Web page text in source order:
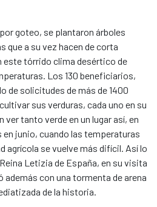
goteo, se plantaron árboles
que a su vez hacen de corta
este tórrido clima desértico de
Los 130 beneficiarios,
de solicitudes de más de 1400
sus verduras, cada uno en su
ver tanto verde en un lugar así, en
en junio, cuando las temperaturas
agrícola se vuelve más difícil. Así lo
Letizia de España, en su visita
además con una tormenta de arena
de la historia.